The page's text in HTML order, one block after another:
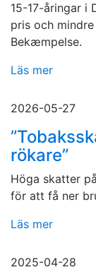
15-17-åringar i
pris och
Bekæmpelse.
Läs mer
2026-05-27
rökare”
Höga skatter
för att få ner
Läs mer
2025-04-28